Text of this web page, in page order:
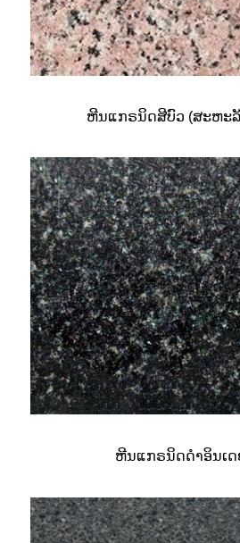
ຫີນແກຣນິດສີບົວ (ສະຫະລັ
ຫີນແກຣນິດດຳອິນເດ